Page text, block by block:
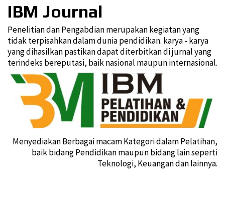
IBM Journal
Penelitian dan Pengabdian merupakan kegiatan yang
tidak terpisahkan dalam dunia pendidikan. karya - karya
yang dihasilkan pastikan dapat diterbitkan di jurnal yang
terindeks bereputasi, baik nasional maupun internasional.
Menyediakan Berbagai macam Kategori dalam Pelatihan,
baik bidang Pendidikan maupun bidang lain seperti
Teknologi, Keuangan dan lainnya.